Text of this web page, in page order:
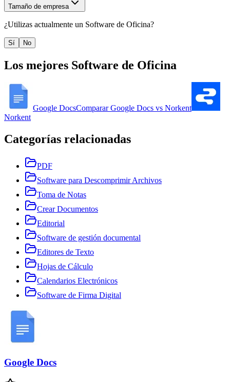
Tamaño de empresa
¿Utilizas actualmente un Software de Oficina?
Sí No
Los mejores Software de Oficina
Google DocsComparar Google Docs vs Norkent
Norkent
Categorías relacionadas
PDF
Software para Descomprimir Archivos
Toma de Notas
Crear Documentos
Editorial
Software de gestión documental
Editores de Texto
Hojas de Cálculo
Calendarios Electrónicos
Software de Firma Digital
Google Docs